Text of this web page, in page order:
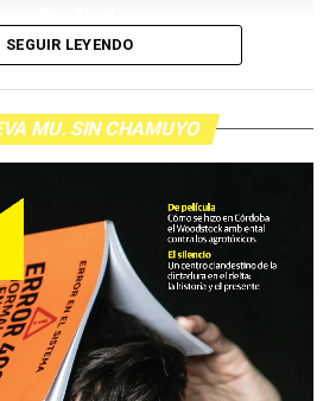
SEGUIR LEYENDO
MU. SIN CHAMUYO